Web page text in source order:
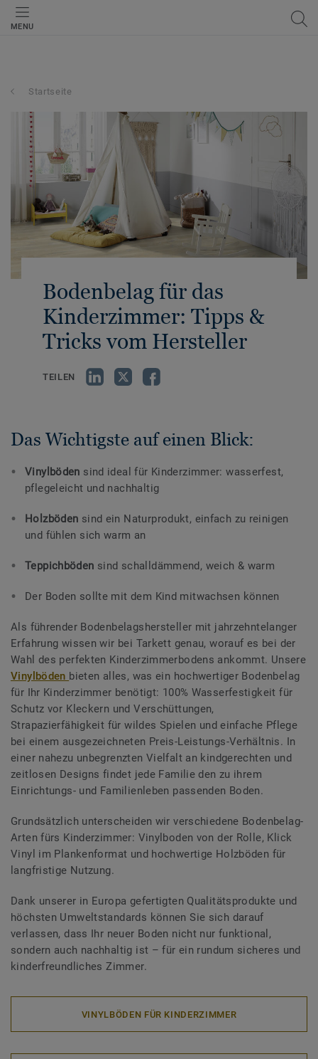
MENU
Startseite
Bodenbelag für das
Kinderzimmer: Tipps &
Tricks vom Hersteller
TEILEN
Das Wichtigste auf einen Blick:
Vinylböden sind ideal für Kinderzimmer: wasserfest,
pflegeleicht und nachhaltig
Holzböden sind ein Naturprodukt, einfach zu reinigen
und fühlen sich warm an
Teppichböden sind schalldämmend, weich & warm
Der Boden sollte mit dem Kind mitwachsen können
Als führender Bodenbelagshersteller mit jahrzehntelanger
Erfahrung wissen wir bei Tarkett genau, worauf es bei der
Wahl des perfekten Kinderzimmerbodens ankommt. Unsere
Vinylböden bieten alles, was ein hochwertiger Bodenbelag
für Ihr Kinderzimmer benötigt: 100% Wasserfestigkeit für
Schutz vor Kleckern und Verschüttungen,
Strapazierfähigkeit für wildes Spielen und einfache Pflege
bei einem ausgezeichneten Preis-Leistungs-Verhältnis. In
einer nahezu unbegrenzten Vielfalt an kindgerechten und
zeitlosen Designs findet jede Familie den zu ihrem
Einrichtungs- und Familienleben passenden Boden.
Grundsätzlich unterscheiden wir verschiedene Bodenbelag-
Arten fürs Kinderzimmer: Vinylboden von der Rolle, Klick
Vinyl im Plankenformat und hochwertige Holzböden für
langfristige Nutzung.
Dank unserer in Europa gefertigten Qualitätsprodukte und
höchsten Umweltstandards können Sie sich darauf
verlassen, dass Ihr neuer Boden nicht nur funktional,
sondern auch nachhaltig ist – für ein rundum sicheres und
kinderfreundliches Zimmer.
VINYLBÖDEN FÜR KINDERZIMMER